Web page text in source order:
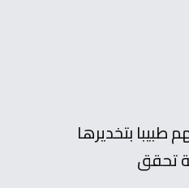
طبيبا بتخديرها
تحقق